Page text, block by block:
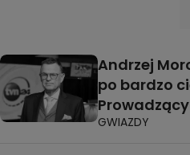
Andrzej
po bardzo
GWIAZDY